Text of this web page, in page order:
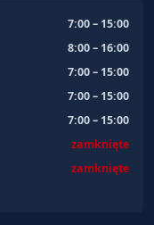
7:00 – 15:00
8:00 – 16:00
7:00 – 15:00
7:00 – 15:00
7:00 – 15:00
zamknięte
zamknięte